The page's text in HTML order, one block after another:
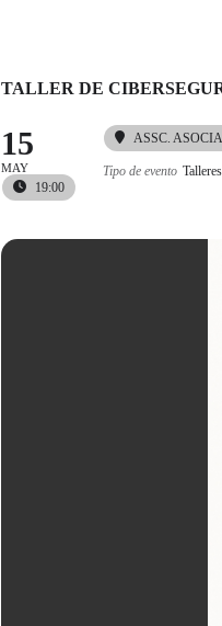
TALLER DE
15
MAY
19:00
ASSC.
Tipo de evento Talleres